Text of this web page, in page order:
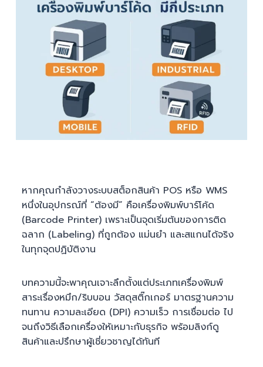
หากคุณกำลังวางระบบสต็อกสินค้า POS หรือ WMS
หนึ่งในอุปกรณ์ที่ “ต้องมี” คือเครื่องพิมพ์บาร์โค้ด
(Barcode Printer) เพราะเป็นจุดเริ่มต้นของการติด
ฉลาก (Labeling) ที่ถูกต้อง แม่นยำ และสแกนได้จริง
ในทุกจุดปฏิบัติงาน
บทความนี้จะพาคุณเจาะลึกตั้งแต่ประเภทเครื่องพิมพ์
สาระเรื่องหมึก/ริบบอน วัสดุสติ๊กเกอร์ มาตรฐานความ
ทนทาน ความละเอียด (DPI) ความเร็ว การเชื่อมต่อ ไป
จนถึงวิธีเลือกเครื่องให้เหมาะกับธุรกิจ พร้อมลิงก์ดู
สินค้าและปรึกษาผู้เชี่ยวชาญได้ทันที